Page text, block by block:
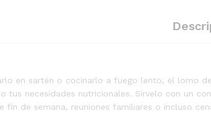
en sartén o cocinarlo a fuego lento, el lomo
necesidades nutricionales. Sírvelo con un
fin de semana, reuniones familiares o incluso